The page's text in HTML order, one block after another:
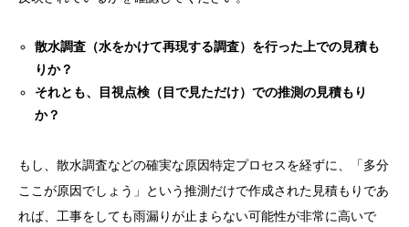
散水調査（水をかけて再現する調査）を行った上での見積も
りか？
それとも、目視点検（目で見ただけ）での推測の見積もり
か？
もし、散水調査などの確実な原因特定プロセスを経ずに、「多分
ここが原因でしょう」という推測だけで作成された見積もりであ
れば、工事をしても雨漏りが止まらない可能性が非常に高いで
結論｜屋根修理の見積もりは「金額」ではなく「中
身」で判断する
屋根修理の見積もりに必ず書かれる項目とは？
① 「一式」という表記が多すぎないか
② 修理箇所と範囲が具体的に書かれているか